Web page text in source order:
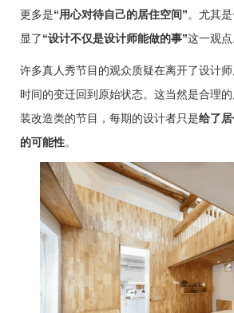
更多是“用心对待自己的居住空间”。尤其
显了“设计不仅是设计师能做的事”这一观点
许多真人秀节目的观众质疑在离开了设计
时间的变迁回到原始状态。这当然是合理
装改造类的节目，每期的设计者只是给了
的可能性。